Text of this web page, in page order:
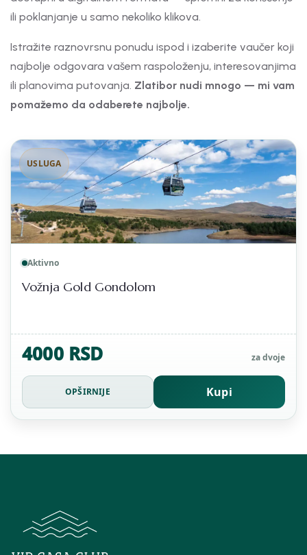
ili poklanjanje u samo nekoliko klikova.
Istražite raznovrsnu ponudu ispod i izaberite vaučer koji
najbolje odgovara vašem raspoloženju, interesovanjima
ili planovima putovanja. Zlatibor nudi mnogo — mi vam
pomažemo da odaberete najbolje.
USLUGA
Aktivno
Vožnja Gold Gondolom
4000 RSD za dvoje
OPŠIRNIJE Kupi